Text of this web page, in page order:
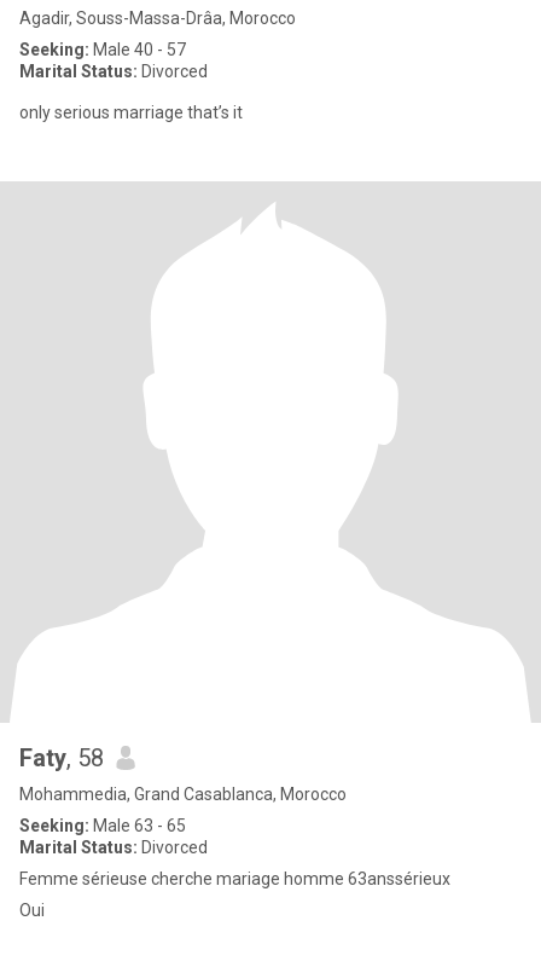
Agadir, Souss-Massa-Drâa, Morocco
Seeking: Male 40 - 57
Marital Status: Divorced
only serious marriage that’s it
Faty, 58
Mohammedia, Grand Casablanca, Morocco
Seeking: Male 63 - 65
Marital Status: Divorced
Femme sérieuse cherche mariage homme 63anssérieux
Oui